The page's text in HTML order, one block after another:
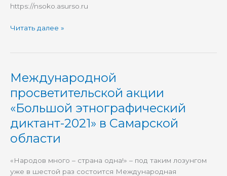
https://nsoko.asurso.ru
Читать далее »
Международной
просветительской акции
«Большой этнографический
диктант-2021» в Самарской
области
«Народов много – страна одна!» – под таким лозунгом
уже в шестой раз состоится Международная
Международной
просветительской
акции
«Большой
этнографический
диктант-2021»
в
области